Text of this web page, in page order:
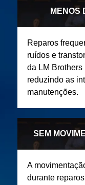
MENOS
Reparos
ruídos e
da LM
reduzindo as
manutenções.
SEM
A
durante